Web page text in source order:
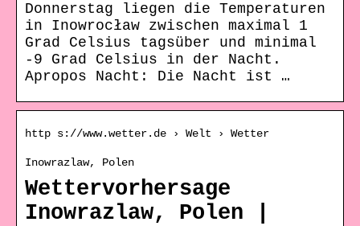
Donnerstag liegen die Temperaturen
in Inowrocław zwischen maximal 1
Grad Celsius tagsüber und minimal
-9 Grad Celsius in der Nacht.
Apropos Nacht: Die Nacht ist …
http s://www.wetter.de › Welt › Wetter
Inowrazlaw, Polen
Wettervorhersage
Inowrazlaw, Polen |